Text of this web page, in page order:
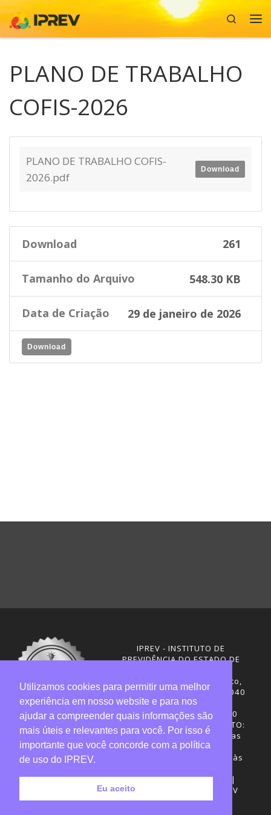
Skip to content
Search
PLANO DE TRABALHO
COFIS-2026
PLANO DE TRABALHO COFIS-
2026.pdf
Download
Download 261
Tamanho do Arquivo 548.30 KB
Data de Criação 29 de janeiro de 2026
Download
IPREV - INSTITUTO DE
PREVIDÊNCIA DO ESTADO DE
Rua Visconde de Ouro Preto,
291 – Centro - CEP: 88020-040
Florianópolis - SC
Telefones: (48) 3665-4600
HORÁRIO DE FUNCIONAMENTO:
Central de Atendimento: das
12h30 às 18h
Sede administrativa: 7h30 às
Desenvolvimento: CIASC |
Gestão do conteúdo: IPREV
Utilizamos cookies para permitir uma melhor
experiência em nosso website e para nos
ajudar a compreender quais informações são
mais úteis e relevantes para você. Por isso é
importante que você concorde com a política
de uso do IPREV.
Eu aceito